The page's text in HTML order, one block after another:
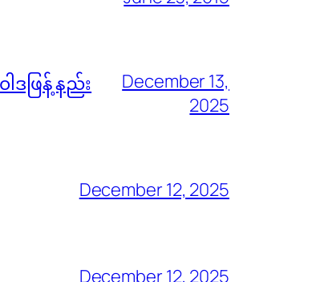
ဖြန့် နည်း
December 13,
2025
December 12, 2025
December 12, 2025